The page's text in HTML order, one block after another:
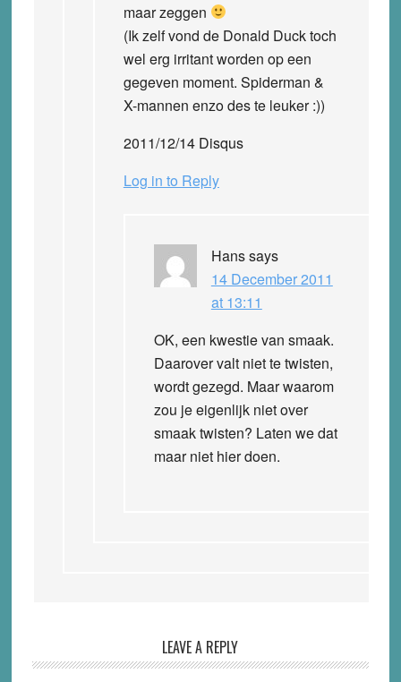
maar zeggen
(Ik zelf vond de Donald Duck toch
wel erg irritant worden op een
gegeven moment. Spiderman &
X-mannen enzo des te leuker :))
2011/12/14 Disqus
Log in to Reply
Hanssays
14 December 2011
at 13:11
OK, een kwestie van smaak.
Daarover valt niet te twisten,
wordt gezegd. Maar waarom
zou je eigenlijk niet over
smaak twisten? Laten we dat
maar niet hier doen.
LEAVE A REPLY